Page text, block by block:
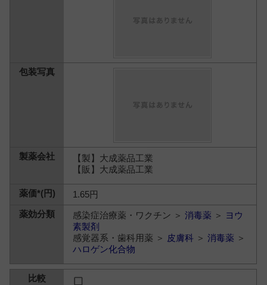
【製】大成薬品工業
【販】大成薬品工業
1.65円
感染症治療薬・ワクチン ＞消毒薬 ＞ ヨウ
素製剤
感覚器系・歯科用薬 ＞ 皮膚科 ＞消毒薬 ＞
ハロゲン化合物